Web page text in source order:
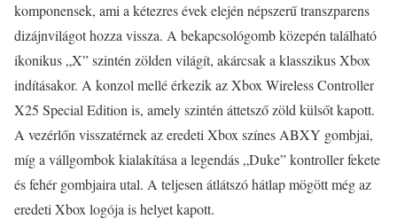
komponensek, ami a kétezres évek elején népszerű transzparens
dizájnvilágot hozza vissza. A bekapcsológomb közepén található
ikonikus „X” szintén zölden világít, akárcsak a klasszikus Xbox
indításakor. A konzol mellé érkezik az Xbox Wireless Controller
X25 Special Edition is, amely szintén áttetsző zöld külsőt kapott.
A vezérlőn visszatérnek az eredeti Xbox színes ABXY gombjai,
míg a vállgombok kialakítása a legendás „Duke” kontroller fekete
és fehér gombjaira utal. A teljesen átlátszó hátlap mögött még az
eredeti Xbox logója is helyet kapott.